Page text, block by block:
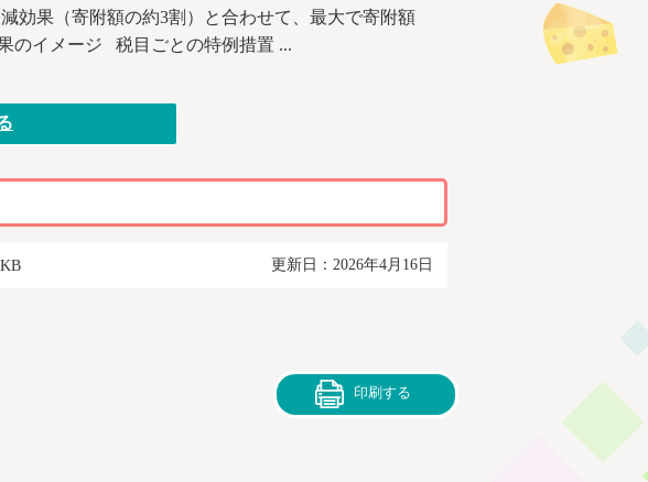
効果（寄附額の約3割）と合わせて、最大で寄附額
のイメージ 税目ごとの特例措置 ...
更新日：2026年4月16日
印刷する